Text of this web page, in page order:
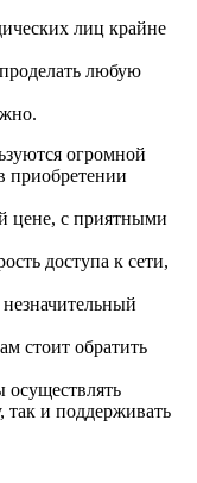
лиц крайне
любую
огромной
приобретении
цене, с приятными
доступа к сети,
стоит обратить
осуществлять
так и поддерживать